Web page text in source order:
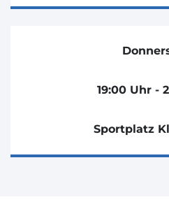
19:00 Uhr -
Sportplatz